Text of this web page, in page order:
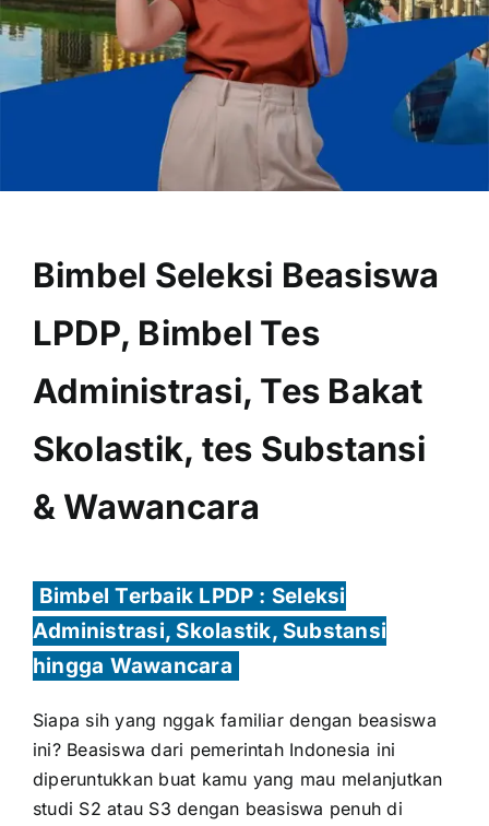
OUR PROGRAM
REGISTRATION
CONTACT US
Bimbel Seleksi Beasiswa
LPDP, Bimbel Tes
Administrasi, Tes Bakat
Skolastik, tes Substansi
& Wawancara
Bimbel Terbaik LPDP : Seleksi
Administrasi, Skolastik, Substansi
hingga Wawancara
Siapa sih yang nggak familiar dengan beasiswa
ini? Beasiswa dari pemerintah Indonesia ini
diperuntukkan buat kamu yang mau melanjutkan
studi S2 atau S3 dengan beasiswa penuh di